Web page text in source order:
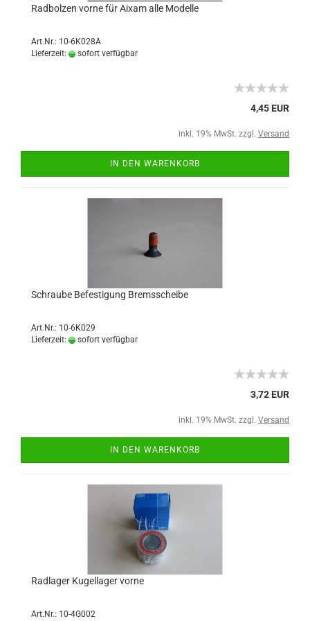
Radbolzen vorne für Aixam alle Modelle
Art.Nr.: 10-6K028A
Lieferzeit:
sofort verfügbar
4,45 EUR
inkl. 19% MwSt. zzgl. Versand
IN DEN WARENKORB
Schraube Befestigung Bremsscheibe
Art.Nr.: 10-6K029
Lieferzeit:
sofort verfügbar
3,72 EUR
inkl. 19% MwSt. zzgl. Versand
IN DEN WARENKORB
Radlager Kugellager vorne
Art.Nr.: 10-4G002